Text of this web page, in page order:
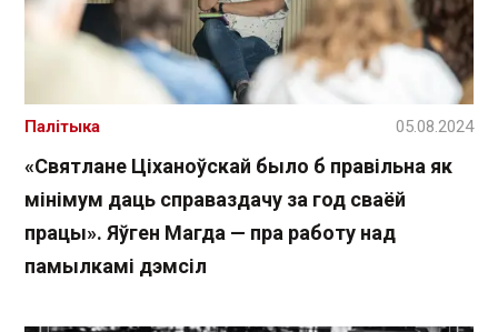
«Святлане Ціханоўскай было б правільна як
мінімум даць справаздачу за год сваёй
працы». Яўген Магда — пра работу над
памылкамі дэмсіл
Палітыка 05.08.2024